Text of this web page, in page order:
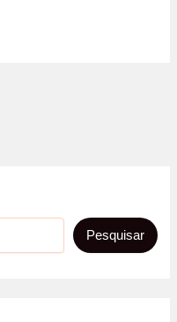
Pesquisar